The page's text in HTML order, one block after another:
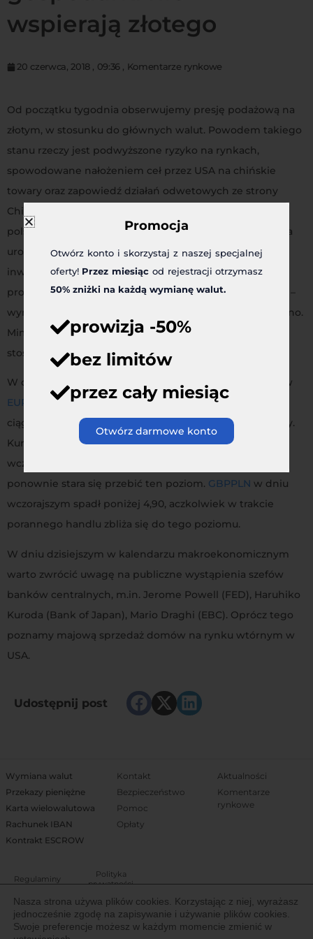
wspierają złotego
20 czerwca, 2018 09:36 Komentarze rynkowe
Od początku tygodnia obserwujemy presję podażową na
złotym, w stosunku do głównych walut. Powodem takiego
stanu rzeczy jest podwyższone ryzyko na rynkach,
spowodowane nałożeniem ceł przez USA na chińskie
towary oraz zapowiedź działań odwetowych ze strony
Chin. Naszej walucie nie pomogły wczoraj dobre dane z
polskiej gospodarki. Produkcja budowlano-przemysłowa
urosła w ujęciu rocznym aż o 20,8%, podczas gdy
inwestorzy zakładali wzrost o 17,8%. Majowe odczyty
produkcji przemysłowej również pozytywnie zaskoczyły –
wynik 5,4% r/r okazał się o 1,9 p.p lepszy niż prognozowano.
Mimo wszystko nie zahamowało to spadków złotego w
stosunku do głównych walut.
W dniu dzisiejszym obserwujemy kontynuację wzrostów
EURPLN
. Obecnie kurs zbliża się do 4,31, aczkolwiek w
ciągu wczorajszego dnia poziom ten został przekroczony.
Kurs
wynosi nieco ponad 3,72.CHFPLN
wczorajszym wejściu powyżej 3,74, w dniu dzisiejszym
ponownie stara się przebić ten poziom. GBPPLN w dniu
wczorajszym spadł poniżej 4,90, aczkolwiek w trakcie
porannego handlu zbliża się do tego poziomu.
W dniu dzisiejszym w kalendarzu makroekonomicznym
warto zwrócić uwagę na publiczne wystąpienia szefów
banków centralnych, m.in. Jerome Powell (FED), Haruhiko
Kuroda (Bank of Japan), Mario Draghi (EBC). Oprócz tego
poznamy majową sprzedaż domów na rynku wtórnym w
USA.
Udostępnij post
Wymiana walut
Przekazy pieniężne
Karta wielowalutowa
Rachunek IBAN
Kontrakt ESCROW
Kontakt
Bezpieczeństwo
Pomoc
Opłaty
Aktualności
Komentarze
rynkowe
Regulaminy
Polityka
prywatności
Właścicielem Trejdoo jest Igoria Trade S.A. notowana na Giełdzie Papierów
Wartościowych w Warszawie (New Connect). Spółka posiada licencję
Nasza strona używa plików cookies. Korzystając z niej, wyrażasz
jednocześnie zgodę na zapisywanie i używanie plików cookies.
Swoje preferencje możesz w każdym momencie zmienić w
Promocja
Otwórz konto i skorzystaj z naszej specjalnej
oferty! Przez miesiąc od rejestracji otrzymasz
50% zniżki na każdą wymianę walut.
prowizja -50%
bez limitów
przez cały miesiąc
Otwórz darmowe konto